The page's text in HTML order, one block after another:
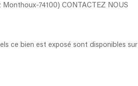
74100) CONTACTEZ NOUS
ce bien est exposé sont disponibles sur